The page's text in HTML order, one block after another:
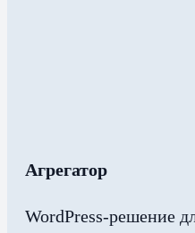
Агрегатор
WordPress-решение